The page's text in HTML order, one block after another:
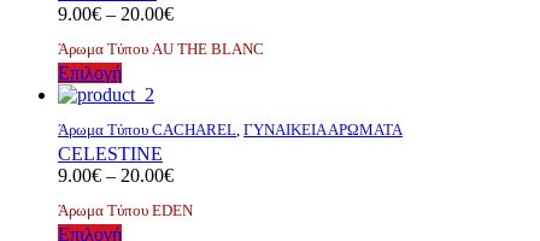
9.00€ – 20.00€Price
9.00€
Άρωμα Τύπου AU ΤΗΕ BLANC
ΕπιλογήΑυτό
το
έχει
πολλαπλές
παραλλαγές.
Οι
επιλογές
Άρωμα Τύπου CACHAREL, ΓΥΝΑΙΚΕΙΑ ΑΡΩΜΑΤΑ
CELESTINE
9.00€ – 20.00€Price
9.00€
Άρωμα Τύπου EDEN
ΕπιλογήΑυτό